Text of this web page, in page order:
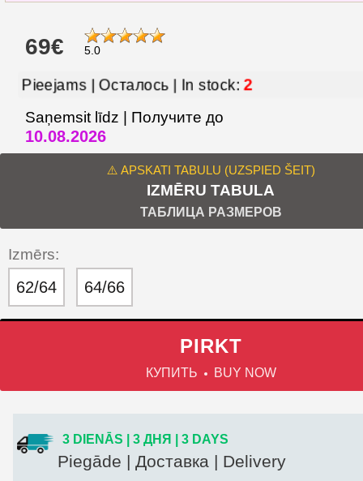
69€ 5.0
Pieejams | Осталось | In stock:2
Saņemsit līdz | Получите до
10.08.2026
⚠️ APSKATI TABULU (UZSPIED ŠEIT)
IZMĒRU TABULA
ТАБЛИЦА РАЗМЕРОВ
Izmērs:
62/64 64/66
PIRKT
КУПИТЬ BUY NOW
3 DIENĀS | 3 ДНЯ | 3 DAYS
Piegāde | Доставка | Delivery